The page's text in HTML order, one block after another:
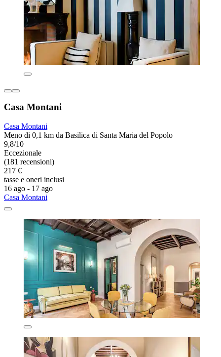
Casa Montani
Casa Montani
Meno di 0,1 km da Basilica di Santa Maria del Popolo
9,8/10
Eccezionale
(181 recensioni)
217 €
tasse e oneri inclusi
16 ago - 17 ago
Casa Montani